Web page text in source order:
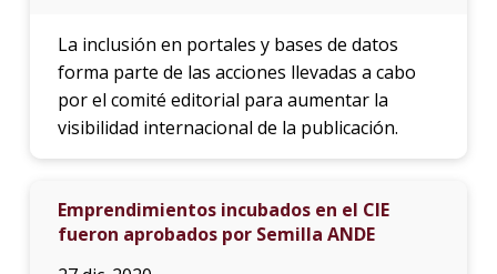
La inclusión en portales y bases de datos
forma parte de las acciones llevadas a cabo
por el comité editorial para aumentar la
visibilidad internacional de la publicación.
Emprendimientos incubados en el CIE
fueron aprobados por Semilla ANDE